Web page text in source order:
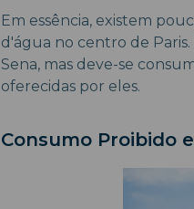
Em essência, existem
d'água no centro de
Sena, mas deve-se
oferecidas por eles.
Consumo Proibido